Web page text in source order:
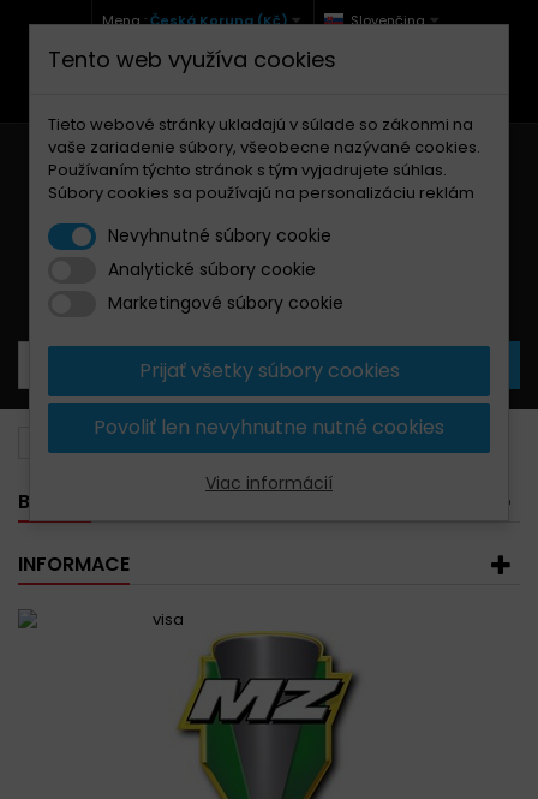
Mena :Česká Koruna (Kč) Slovenčina
+420 771 127 977 (Po-Pá, 9-12 a 13-17)
Košík0Produkty
BANNER
INFORMACE
Tento web využíva cookies
Tieto webové stránky ukladajú v súlade so zákonmi na
vaše zariadenie súbory, všeobecne nazývané cookies.
Používaním týchto stránok s tým vyjadrujete súhlas.
Súbory cookies sa používajú na personalizáciu reklám
Nevyhnutné súbory cookie
Analytické súbory cookie
Marketingové súbory cookie
Prijať všetky súbory cookies
Povoliť len nevyhnutne nutné cookies
Viac informácií